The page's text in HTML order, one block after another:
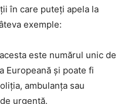
în care puteți apela la
exemple:
acesta este numărul unic de
Europeană și poate fi
ambulanța sau
urgență.